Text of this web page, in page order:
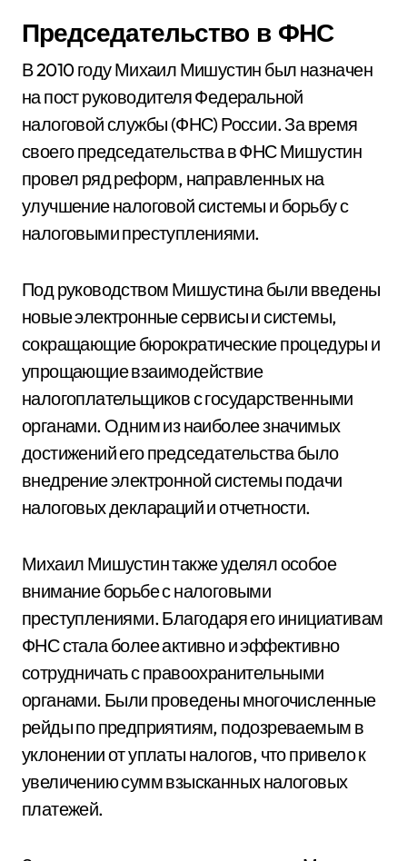
Председательство в ФНС
В 2010 году Михаил Мишустин был назначен
на пост руководителя Федеральной
налоговой службы (ФНС) России. За время
своего председательства в ФНС Мишустин
провел ряд реформ, направленных на
улучшение налоговой системы и борьбу с
налоговыми преступлениями.
Под руководством Мишустина были введены
новые электронные сервисы и системы,
сокращающие бюрократические процедуры и
упрощающие взаимодействие
налогоплательщиков с государственными
органами. Одним из наиболее значимых
достижений его председательства было
внедрение электронной системы подачи
налоговых деклараций и отчетности.
Михаил Мишустин также уделял особое
внимание борьбе с налоговыми
преступлениями. Благодаря его инициативам
ФНС стала более активно и эффективно
сотрудничать с правоохранительными
органами. Были проведены многочисленные
рейды по предприятиям, подозреваемым в
уклонении от уплаты налогов, что привело к
увеличению сумм взысканных налоговых
платежей.